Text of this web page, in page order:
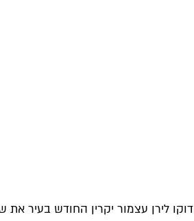
לירן עצמור יקרין החודש בעיר את